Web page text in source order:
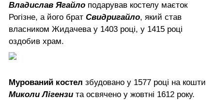
Владислав Ягайло подарував костелу маєток
Рогізне, а його брат Свидригайло, який став
власником Жидачева у 1403 році, у 1415 році
оздобив храм.
Мурований костел збудовано у 1577 році на кошти
Миколи Лігензи та освячено у жовтні 1612 року.